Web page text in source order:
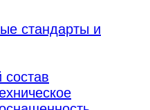
стандарты и
состав